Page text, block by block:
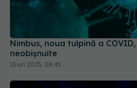
Nimbus, noua tulpină a
13 iun 2025, 08:45